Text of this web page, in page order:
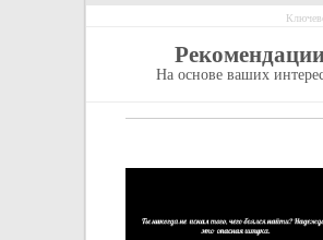
На основе ваших